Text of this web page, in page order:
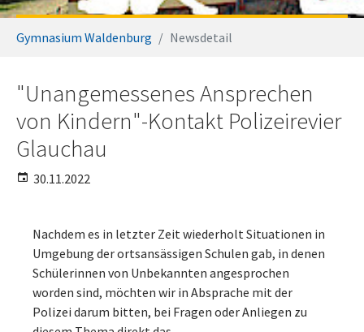
Gymnasium Waldenburg Newsdetail
"Unangemessenes Ansprechen
von Kindern"-Kontakt Polizeirevier
Glauchau
30.11.2022
Nachdem es in letzter Zeit wiederholt Situationen in
Umgebung der ortsansässigen Schulen gab, in denen
Schülerinnen von Unbekannten angesprochen
worden sind, möchten wir in Absprache mit der
Polizei darum bitten, bei Fragen oder Anliegen zu